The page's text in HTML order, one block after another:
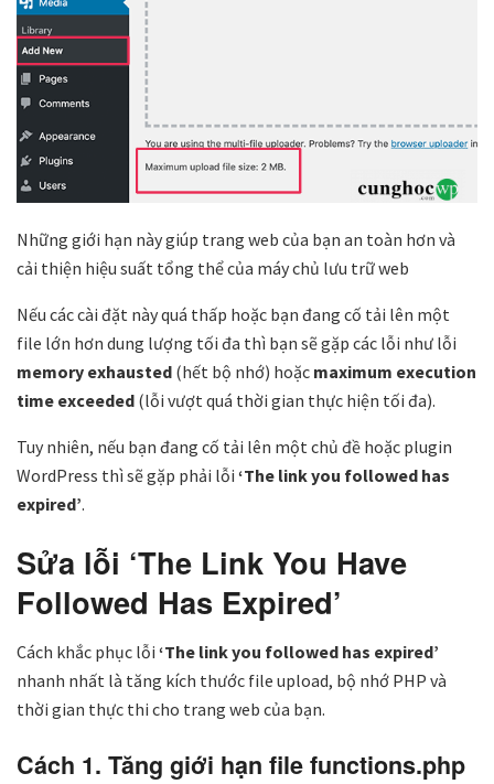
Những giới hạn này giúp trang web của bạn an toàn hơn và
cải thiện hiệu suất tổng thể của máy chủ lưu trữ web
Nếu các cài đặt này quá thấp hoặc bạn đang cố tải lên một
file lớn hơn dung lượng tối đa thì bạn sẽ gặp các lỗi như lỗi
memory exhausted (hết bộ nhớ) hoặc maximum execution
time exceeded (lỗi vượt quá thời gian thực hiện tối đa).
Tuy nhiên, nếu bạn đang cố tải lên một chủ đề hoặc plugin
WordPress thì sẽ gặp phải lỗi ‘The link you followed has
expired’.
Sửa lỗi ‘The Link You Have
Followed Has Expired’
Cách khắc phục lỗi ‘The link you followed has expired’
nhanh nhất là tăng kích thước file upload, bộ nhớ PHP và
thời gian thực thi cho trang web của bạn.
Cách 1. Tăng giới hạn file functions.php